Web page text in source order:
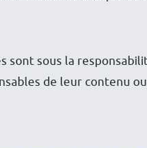
sous la
de leur contenu